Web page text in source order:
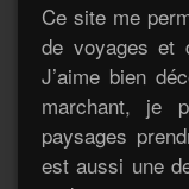
Ce site me
de voyages et
J’aime bien
marchant, je
paysages
est aussi une